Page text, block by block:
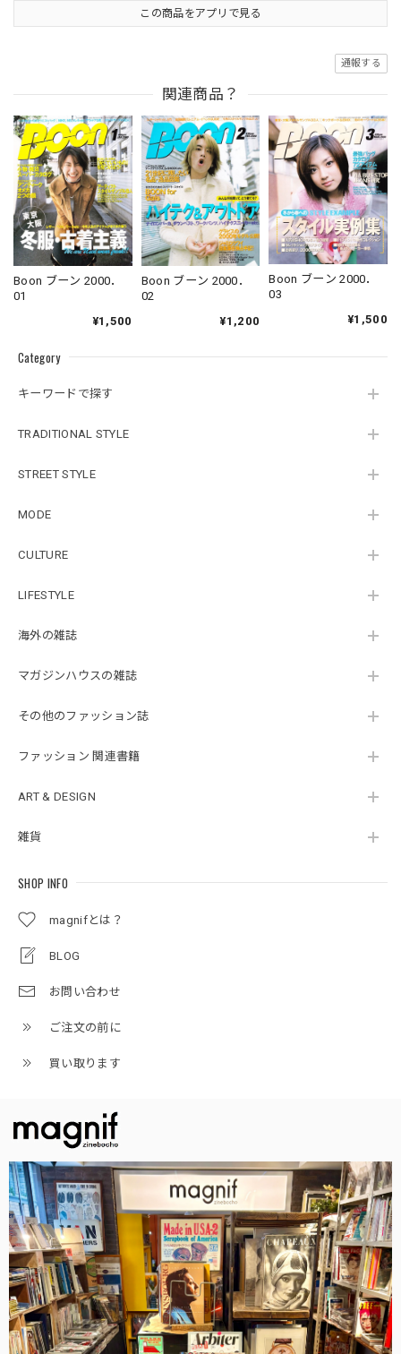
Category
キーワードで探す
TRADITIONAL STYLE
STREET STYLE
MODE
CULTURE
LIFESTYLE
海外の雑誌
マガジンハウスの雑誌
その他のファッション誌
ファッション 関連書籍
ART & DESIGN
雑貨
SHOP INFO
magnifとは？
BLOG
お問い合わせ
ご注文の前に
買い取ります
この商品をアプリで見る
通報する
関連商品？
Boon ブーン 2000．
01
¥1,500
Boon ブーン 2000．
02
¥1,200
Boon ブーン 2000．
03
¥1,500